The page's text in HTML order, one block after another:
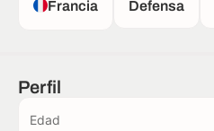
Francia Defensa
Perfil
Edad